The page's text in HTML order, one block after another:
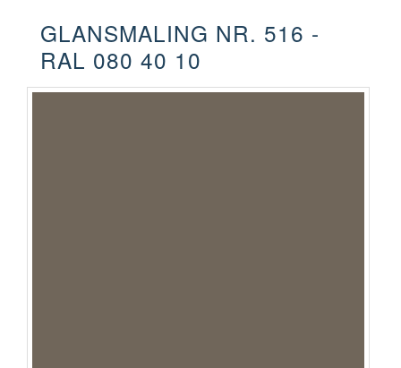
GLANSMALING NR. 516 -
RAL 080 40 10